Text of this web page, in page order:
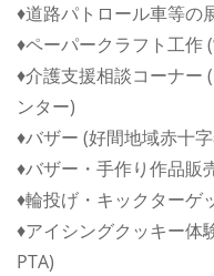
♦道路パトロール車等の
♦ペーパークラフト工作
♦介護支援相談コーナー
ンター)
♦バザー (好間地域赤十
♦バザー・手作り作品販
♦輪投げ・キックターゲ
♦アイシングクッキー体
PTA)